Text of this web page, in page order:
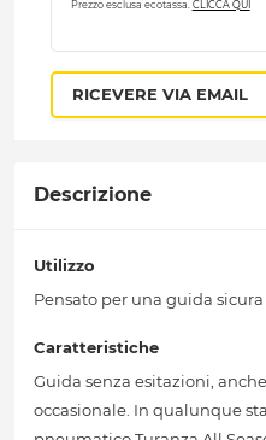
Prezzo esclusa ecotassa. CLICCA QUI
RICEVERE VIA EMAIL
Descrizione
Utilizzo
Pensato per una guida
Caratteristiche
Guida senza esitazioni,
occasionale. In qualunque